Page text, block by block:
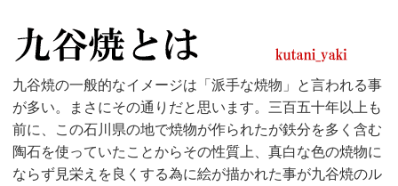
九谷焼の一般的なイメージは「派手な焼物」と言われる事
が多い。まさにその通りだと思います。三百五十年以上も
前に、この石川県の地で焼物が作られたが鉄分を多く含む
陶石を使っていたことからその性質上、真白な色の焼物に
ならず見栄えを良くする為に絵が描かれた事が九谷焼のル